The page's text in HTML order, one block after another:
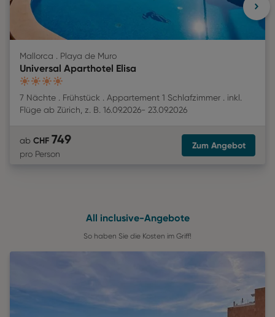
Mallorca . Playa de Muro
Universal Aparthotel Elisa
4
7 Nächte Frühstück Appartement 1 Schlafzimmer
inkl.
Flüge ab Zürich, z. B. 16.09.2026- 23.09.2026
ab CHF 749
pro Person
Zum Angebot
All inclusive-Angebote
So haben Sie die Kosten im Griff!